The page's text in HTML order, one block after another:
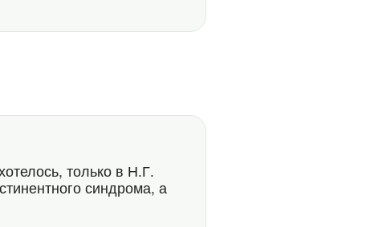
только в Н.Г.
синдрома, а